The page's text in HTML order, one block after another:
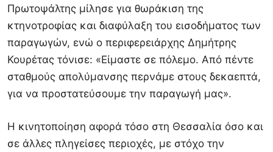
Πρωτοψάλτης μίλησε για θωράκιση της
κτηνοτροφίας και διαφύλαξη του εισοδήματος των
παραγωγών, ενώ ο περιφερειάρχης Δημήτρης
Κουρέτας τόνισε: «Είμαστε σε πόλεμο. Από πέντε
σταθμούς απολύμανσης περνάμε στους δεκαεπτά,
για να προστατεύσουμε την παραγωγή μας».
Η κινητοποίηση αφορά τόσο στη Θεσσαλία όσο και
σε άλλες πληγείσες περιοχές, με στόχο την